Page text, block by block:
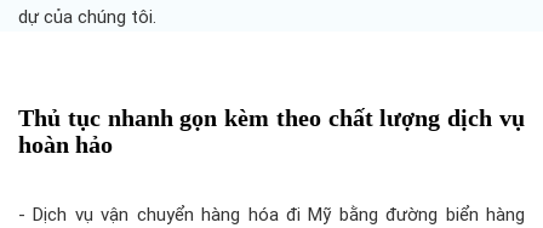
dự của chúng tôi.
Thủ tục nhanh gọn kèm theo chất lượng dịch vụ
hoàn hảo
- Dịch vụ vận chuyển hàng hóa đi Mỹ bằng đường biển hàng